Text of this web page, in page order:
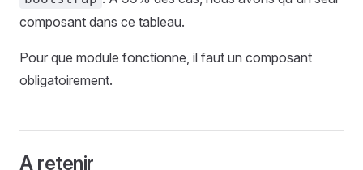
composant dans ce tableau.
Pour que module fonctionne, il faut un composant
obligatoirement.
A retenir